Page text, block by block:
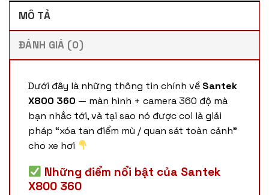
MÔ TẢ
ĐÁNH GIÁ (0)
Dưới đây là những thông tin chính về Santek
X800 360 — màn hình + camera 360 độ mà
bạn nhắc tới, và tại sao nó được coi là giải
pháp “xóa tan điểm mù / quan sát toàn cảnh”
cho xe hơi
Những điểm nổi bật của Santek
X800 360